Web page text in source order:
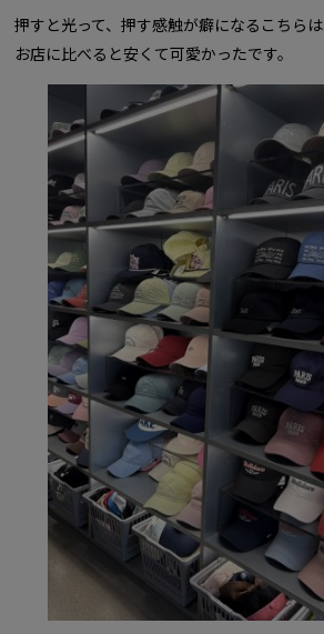
押すと光って、押す感触が癖になるこちら
お店に比べると安くて可愛かったです。